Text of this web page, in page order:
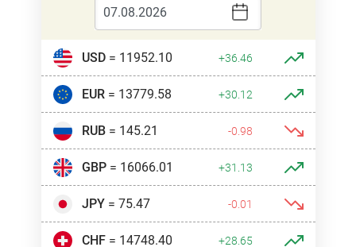
USD= 11952.10 +36.46
EUR= 13779.58 +30.12
RUB= 145.21 -0.98
GBP= 16066.01 +31.13
JPY= 75.47 -0.01
CHF= 14748.40 +28.65